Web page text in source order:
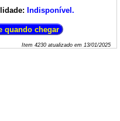
Indisponível.
Item 4230atualizado em 13/01/2025